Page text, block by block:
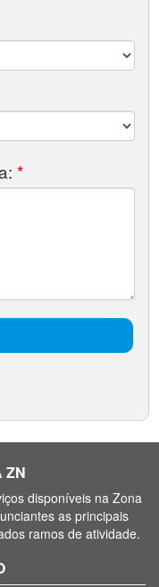
ZN
disponíveis na Zona
as principais
ramos de atividade.